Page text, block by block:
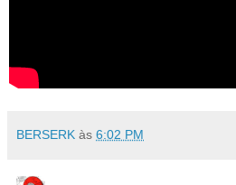
BERSERK às 6:02 PM